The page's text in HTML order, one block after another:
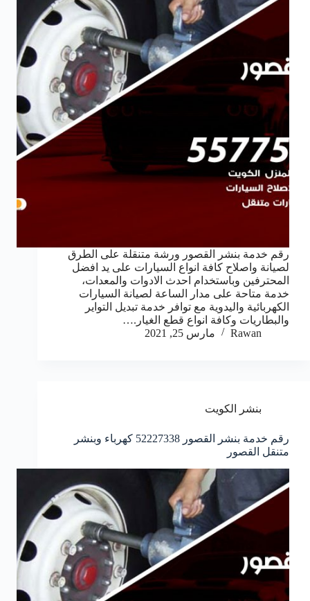
رقم خدمة بنشر القصور ورشة متنقلة على الطرق
لصيانة واصلاح كافة انواع السيارات على يد افضل
المحترفين وباستخدام احدث الادوات والمعدات،
خدمة متاحة على مدار الساعة لصيانة السيارات
الكهربائية واليدوية مع توافر خدمة تبديل التواير
والبطاريات وكافة انواع قطع الغيار.…
Rawan
مارس 25, 2021
بنشر الكويت
رقم خدمة بنشر القصور 52227338 كهرباء وبنشر
متنقل القصور